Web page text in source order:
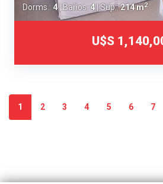
Dorms.: 4| Baños: 4 | Sup.:214 m2
U$S
1 2 3 4 5 6 7